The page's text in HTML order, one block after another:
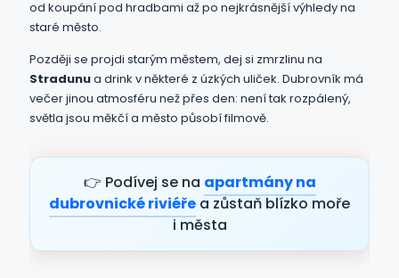
od koupání pod hradbami až po nejkrásnější výhledy na
staré město.
Později se projdi starým městem, dej si zmrzlinu na
Stradunua drink v některé z úzkých uliček. Dubrovník má
večer jinou atmosféru než přes den: není tak rozpálený,
světla jsou měkčí a město působí filmově.
👉 Podívej se na apartmány na
dubrovnické riviéře a zůstaň blízko moře
i města